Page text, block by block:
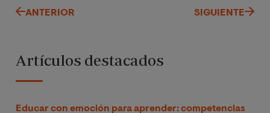
ANTERIOR SIGUIENTE
Artículos destacados
Educar con emoción para aprender: competencias